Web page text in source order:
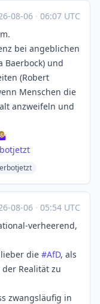
08-06 · 06:07 UTC
bei angeblichen
Baerbock) und
(Robert
Menschen die
anzweifeln und
08-06 · 05:54 UTC
verheerend,
die #AfD, als
Realität zu
zwangsläufig in